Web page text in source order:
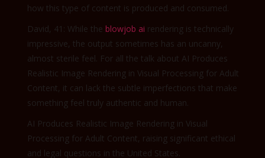
how this type of content is produced and consumed.
David, 41: While the blowjob ai rendering is technically
impressive, the output sometimes has an uncanny,
almost sterile feel. For all the talk about AI Produces
Realistic Image Rendering in Visual Processing for Adult
Content, it can lack the subtle imperfections that make
something feel truly authentic and human.
AI Produces Realistic Image Rendering in Visual
Processing for Adult Content, raising significant ethical
and legal questions in the United States.